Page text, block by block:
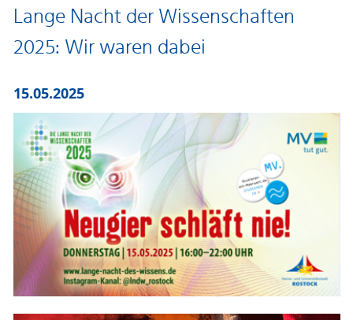
Lange Nacht der Wissenschaften
2025: Wir waren dabei
15.05.2025